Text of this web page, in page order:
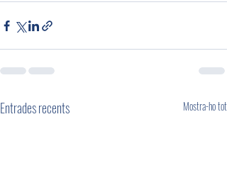
Entrades recents Mostra-ho tot